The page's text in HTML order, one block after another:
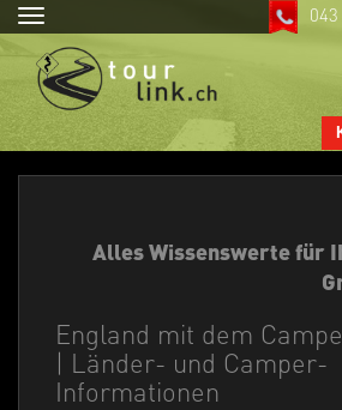
Toggle
Alles Wissenswerte für
England mit dem
| Länder- und Camper-
Informationen